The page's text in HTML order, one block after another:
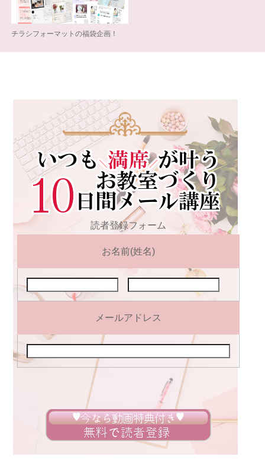
チラシフォーマットの福袋企画！
読者登録フォーム
お名前(姓名)
メールアドレス